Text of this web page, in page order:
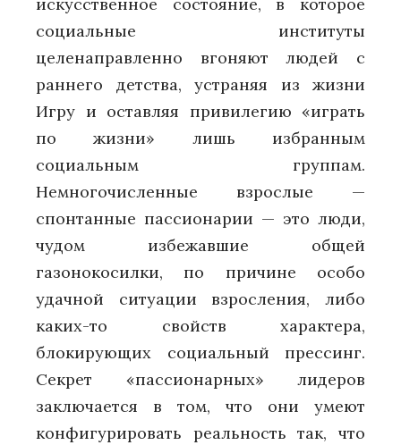
искусственное состояние, в которое
социальные институты
целенаправленно вгоняют людей с
раннего детства, устраняя из жизни
Игру и оставляя привилегию «играть
по жизни» лишь избранным
социальным группам.
Немногочисленные взрослые —
спонтанные пассионарии — это люди,
чудом избежавшие общей
газонокосилки, по причине особо
удачной ситуации взросления, либо
каких-то свойств характера,
блокирующих социальный прессинг.
Секрет «пассионарных» лидеров
заключается в том, что они умеют
конфигурировать реальность так, что